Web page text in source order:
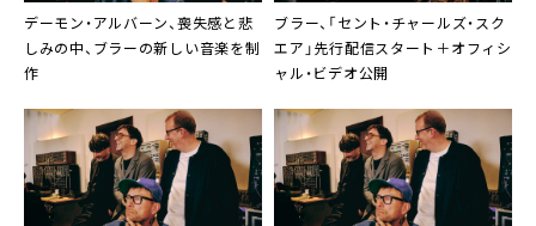
デーモン・アルバーン、喪失感と悲
しみの中、ブラーの新しい音楽を制
作
ブラー、「セント・チャールズ・スク
エア」先行配信スタート＋オフィシ
ャル・ビデオ公開